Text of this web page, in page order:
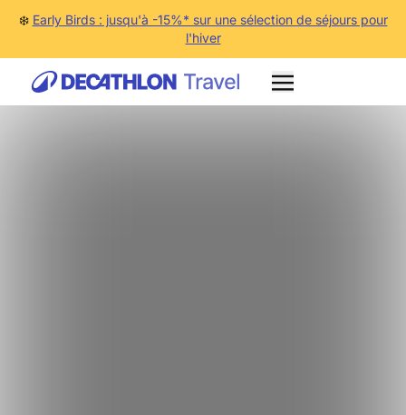
❄️ Early Birds : jusqu'à -15%* sur une sélection de séjours pour
l'hiver